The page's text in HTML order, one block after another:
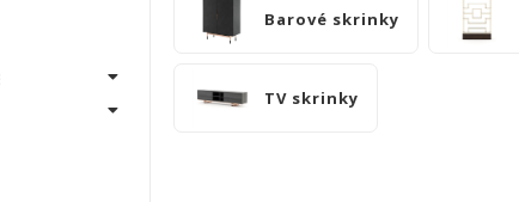
Barové skrinky
TV skrinky